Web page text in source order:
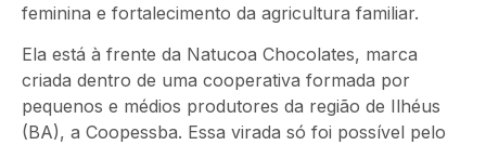
feminina e fortalecimento da agricultura familiar.
Ela está à frente da Natucoa Chocolates, marca
criada dentro de uma cooperativa formada por
pequenos e médios produtores da região de Ilhéus
(BA), a Coopessba. Essa virada só foi possível pelo